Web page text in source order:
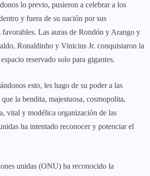
lo previo, pusieron a celebrar a los
y fuera de su nación por sus
favorables. Las auras de Rondón y Arango y
Ronaldinho y Vinicius Jr. conquistaron la
reservado solo para gigantes.
esto, les hago de su poder a las
la bendita, majestuosa, cosmopolita,
vital y modélica organización de las
ha intentado reconocer y potenciar el
unidas (ONU) ha reconocido la